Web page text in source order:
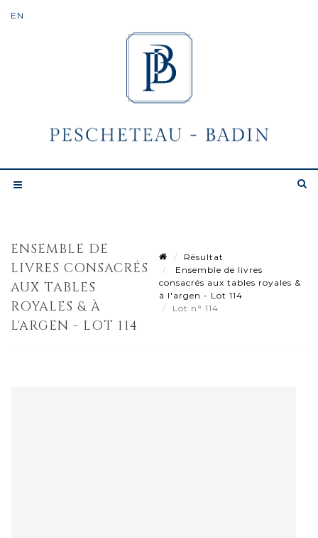
ENSEMBLE DE
LIVRES CONSACRÉS
AUX TABLES
ROYALES & À
L'ARGEN - LOT 114
Résultat
Ensemble de livres
consacrés aux tables royales &
à l'argen - Lot 114
Lot n° 114